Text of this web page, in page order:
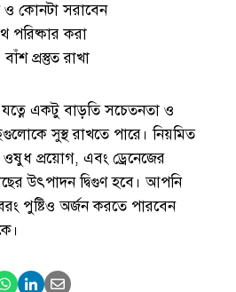
কোনটা সরাবেন
পরিষ্কার করা
প্রস্তুত রাখা
যত্নে একটু বাড়তি সচেতনতা ও
সুস্থ রাখতে পারে। নিয়মিত
প্রয়োগ, এবং ড্রেনেজের
উৎপাদন দ্বিগুণ হবে। আপনি
পুষ্টিও অর্জন করতে পারবেন